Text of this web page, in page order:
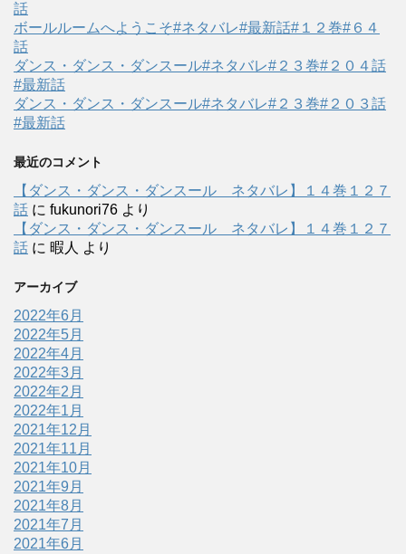
話
ボールルームへようこそ#ネタバレ#最新話#１２巻#６４
話
ダンス・ダンス・ダンスール#ネタバレ#２３巻#２０４話
#最新話
ダンス・ダンス・ダンスール#ネタバレ#２３巻#２０３話
#最新話
最近のコメント
【ダンス・ダンス・ダンスール ネタバレ】１４巻１２７
話 に fukunori76 より
【ダンス・ダンス・ダンスール ネタバレ】１４巻１２７
話 に 暇人 より
アーカイブ
2022年6月
2022年5月
2022年4月
2022年3月
2022年2月
2022年1月
2021年12月
2021年11月
2021年10月
2021年9月
2021年8月
2021年7月
2021年6月